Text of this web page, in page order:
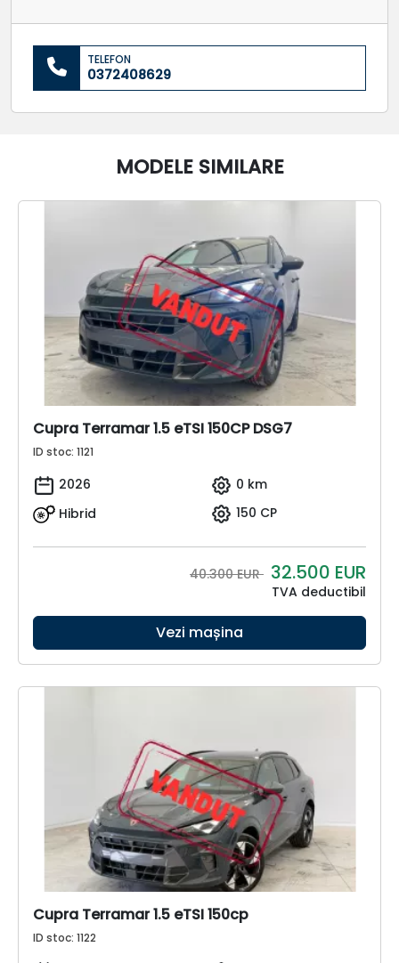
TELEFON
0372408629
MODELE SIMILARE
Cupra Terramar 1.5 eTSI 150CP DSG7
ID stoc: 1121
2026
0 km
Hibrid
150 CP
40.300 EUR 32.500 EUR
TVA deductibil
Vezi mașina
Cupra Terramar 1.5 eTSI 150cp
ID stoc: 1122